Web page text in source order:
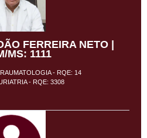
FERREIRA NETO |
MS: 1111
- RQE: 14
- RQE: 3308